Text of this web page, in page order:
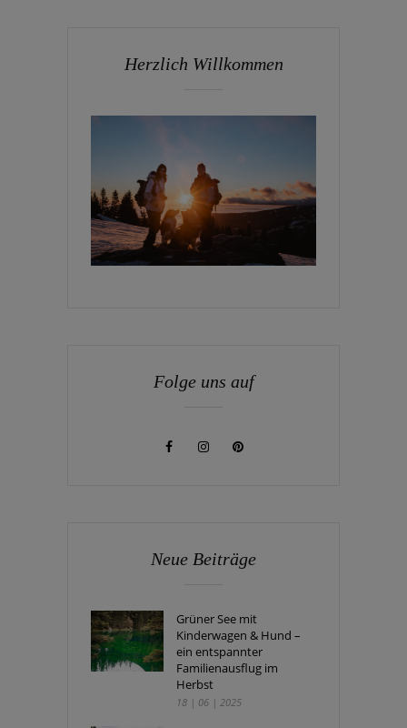
Herzlich Willkommen
Folge uns auf
Neue Beiträge
Grüner See mit
Kinderwagen & Hund –
ein entspannter
Familienausflug im
Herbst
18 | 06 | 2025